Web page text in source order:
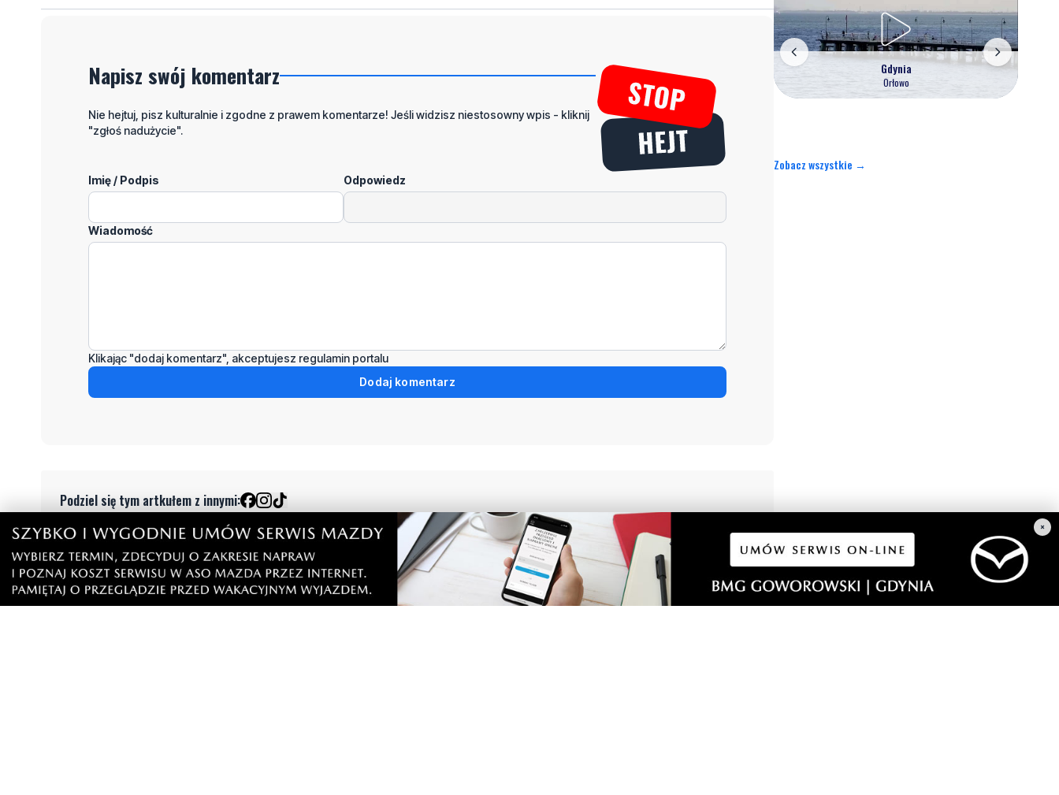
Napisz swój komentarz
Nie hejtuj, pisz kulturalnie i zgodne z prawem komentarze! Jeśli widzisz niestosowny wpis - kliknij
"zgłoś nadużycie".
Imię / Podpis Odpowiedz
Wiadomość
Klikając "dodaj komentarz", akceptujesz regulamin portalu
Dodaj komentarz
Podziel się tym artkułem z innymi:
Czytaj również
Gdynia
Orłowo
Zobacz wszystkie →
×